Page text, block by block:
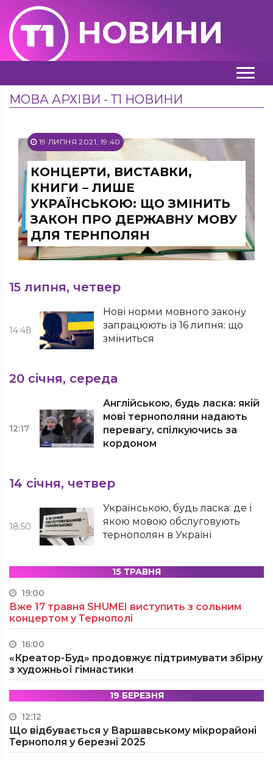
НОВИНИ
МОВА АРХІВИ - Т1 НОВИНИ
19 ЛИПНЯ 2021, 19:40
КОНЦЕРТИ, ВИСТАВКИ,
КНИГИ – ЛИШЕ
УКРАЇНСЬКОЮ: ЩО ЗМІНИТЬ
ЗАКОН ПРО ДЕРЖАВНУ МОВУ
ДЛЯ ТЕРНПОЛЯН
15 липня, четвер
14:48
Нові норми мовного закону
запрацюють із 16 липня: що
зміниться
20 січня, середа
12:17
Англійською, будь ласка: якій
мові тернополяни надають
перевагу, спілкуючись за
кордоном
14 січня, четвер
18:50
Українською, будь ласка: де і
якою мовою обслуговують
тернополян в Україні
15 ТРАВНЯ
19:00
Вже 17 травня SHUMEI виступить з сольним
концертом у Тернополі
16:00
«Креатор-Буд» продовжує підтримувати збірну
з художньої гімнастики
19 БЕРЕЗНЯ
12:12
Що відбувається у Варшавському мікрорайоні
Тернополя у березні 2025